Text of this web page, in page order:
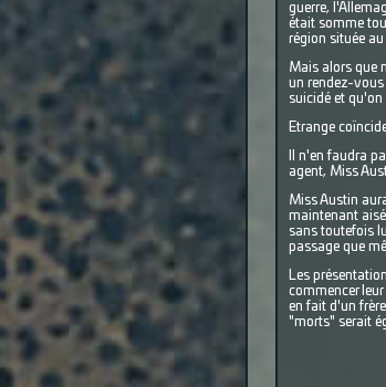
guerre,
était somme
région située au
Mais alors que
un rendez-vous
suicidé et
Etrange
Il n'en faudra
agent, Miss
Miss Austin
maintenant
sans toutefois
passage que
Les
commencer
en fait d'un
"morts" serait